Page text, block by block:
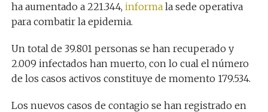
ha aumentado a 221.344, informala sede operativa
para combatir la epidemia.
Un total de 39.801 personas se han recuperado y
2.009 infectados han muerto, con lo cual el número
de los casos activos constituye de momento 179.534.
Los nuevos casos de contagio se han registrado en